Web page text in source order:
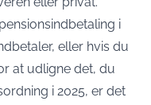
i
eller hvis du
at udligne det, du
i 2025, er det